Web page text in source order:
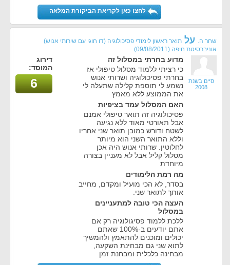
לחצו כאן לקריאת הביקורת המלאה
שחר ה. על תואר ראשון לימודי פסיכולוגיה (דו חוגי עם שירותי אנוש)
אוניברסיטת חיפה (09/08/2011)
סיים בשנת
2008
מדוע בחרתי במסלול זה
כי רציתי ללמוד מסלול טיפולי אז
בחרתי פסיכולוגיה ושרותי אנוש
נשמע לי תוספת קלילה שתעלה לי
את הממוצע ללא מאמץ
האם המסלול עמד בציפיות
פסיכולוגיה זה תואר טיפולי אמנם
אבל תאורטי מאוד ללא נגיעה
לשטח ודורש כמובן תואר שני אחריו
וללא התואר השני הוא מיותר
לחלוטין. שרותי אנוש היה אכן
מסלול קליל אבל לא מעניין בצורה
מיוחדת
מה רמת הלימודים
בסדר, לא הכי מועיל ומקדם, מחייב
אותך לתואר שני.
העצה הכי טובה למתעניינים
במסלול
ללכת ללמוד פסיגולוגיה רק אם
אתם יודעים ב-100% שאתם
יכולים ומוכנים להתאמץ ולהמשיך
לתוא שני גם מבחינת השקעה,
מבחינה כלכלית ומבחנת זמן
דירוג
המוסד:
6